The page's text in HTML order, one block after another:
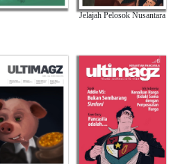
Jelajah Pelosok Nusantara